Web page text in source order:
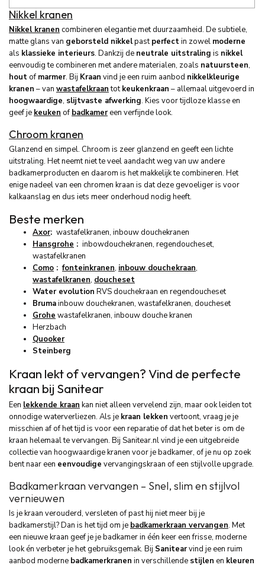
Nikkel kranen
Nikkel kranen combineren elegantie met duurzaamheid. De subtiele,
matte glans van geborsteld nikkelpastperfectin zowel moderne
als klassieke interieurs. Dankzij de neutrale uitstraling is nikkel
eenvoudig te combineren met andere materialen, zoals natuursteen,
houtof marmer. Bij Kraan vind je een ruim aanbod nikkelkleurige
kranen – van wastafelkraantotkeukenkraan – allemaal uitgevoerd in
hoogwaardige, slijtvaste afwerking. Kies voor tijdloze klasse en
geef je keuken of badkamereen verfijnde look.
Chroom kranen
Glanzend en simpel. Chroom is zeer glanzend en geeft een lichte
uitstraling. Het neemt niet te veel aandacht weg van uw andere
badkamerproducten en daarom is het makkelijk te combineren. Het
enige nadeel van een chromen kraan is dat deze gevoeliger is voor
kalkaanslag en dus iets meer onderhoud nodig heeft.
Beste merken
Axor: wastafelkranen, inbouw douchekranen
Hansgrohe : inbowdouchekranen, regendoucheset,
wastafelkranen
Como : fonteinkranen, inbouw douchekraan,
wastafelkranen, doucheset
Water evolution RVS douchekraan en regendoucheset
Brumainbouw douchekranen, wastafelkranen, doucheset
Grohe wastafelkranen, inbouw douche kranen
Herzbach
Quooker
Steinberg
Kraan lekt of vervangen? Vind de perfecte
kraan bij Sanitear
Een lekkende kraan kan niet alleen vervelend zijn, maar ook leiden tot
onnodige waterverliezen. Als je kraan lekken vertoont, vraag je je
misschien af of het tijd is voor een reparatie of dat het beter is om de
kraan helemaal te vervangen. Bij Sanitear.nl vind je een uitgebreide
collectie van hoogwaardige kranen voor je badkamer, of je nu op zoek
bent naar een eenvoudige vervangingskraan of een stijlvolle upgrade.
Badkamerkraan vervangen – Snel, slim en stijlvol
vernieuwen
Is je kraan verouderd, versleten of past hij niet meer bij je
badkamerstijl? Dan is het tijd om je badkamerkraan vervangen. Met
een nieuwe kraan geef je je badkamer in één keer een frisse, moderne
look én verbeter je het gebruiksgemak. Bij Sanitearvind je een ruim
aanbod moderne badkamerkranen in verschillende stijlen en kleuren